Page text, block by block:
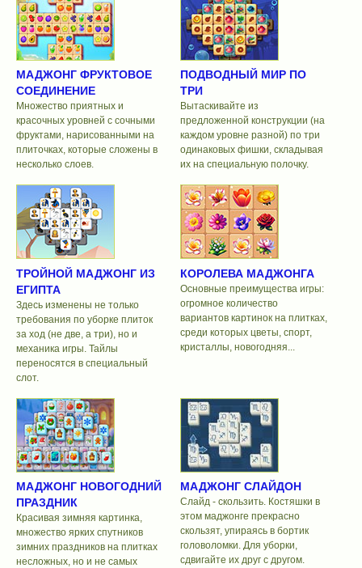
МАДЖОНГ ФРУКТОВОЕ
СОЕДИНЕНИЕ
Множество приятных и
красочных уровней с сочными
фруктами, нарисованными на
плиточках, которые сложены в
несколько слоев.
ПОДВОДНЫЙ МИР ПО
ТРИ
Вытаскивайте из
предложенной конструкции (на
каждом уровне разной) по три
одинаковых фишки, складывая
их на специальную полочку.
ТРОЙНОЙ МАДЖОНГ ИЗ
ЕГИПТА
Здесь изменены не только
требования по уборке плиток
за ход (не две, а три), но и
механика игры. Тайлы
переносятся в специальный
слот.
КОРОЛЕВА МАДЖОНГА
Основные преимущества игры:
огромное количество
вариантов картинок на плитках,
среди которых цветы, спорт,
кристаллы, новогодняя...
МАДЖОНГ НОВОГОДНИЙ
ПРАЗДНИК
Красивая зимняя картинка,
множество ярких спутников
зимних праздников на плитках
несложных, но и не самых
МАДЖОНГ СЛАЙДОН
Слайд - скользить. Костяшки в
этом маджонге прекрасно
скользят, упираясь в бортик
головоломки. Для уборки,
сдвигайте их друг с другом.